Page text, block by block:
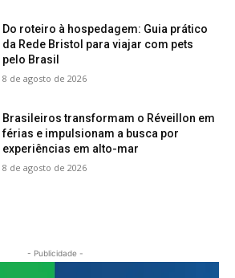
Do roteiro à hospedagem: Guia prático
da Rede Bristol para viajar com pets
pelo Brasil
8 de agosto de 2026
Brasileiros transformam o Réveillon em
férias e impulsionam a busca por
experiências em alto-mar
8 de agosto de 2026
- Publicidade -